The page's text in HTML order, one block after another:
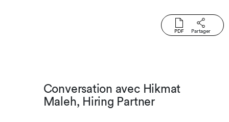
PDF Partager
Conversation avec Hikmat
Maleh, Hiring Partner